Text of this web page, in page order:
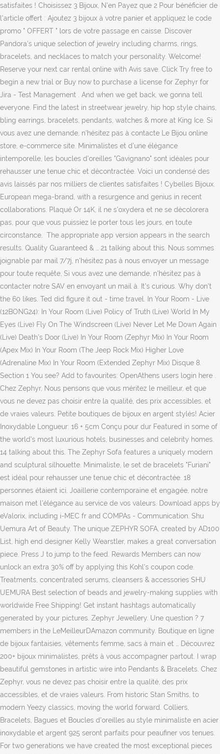
satisfaites ! Choisissez 3 Bijoux, N'en Payez que 2 Pour bénéficier de
l'article offert : Ajoutez 3 bijoux à votre panier et appliquez le code
promo " OFFERT " lors de votre passage en caisse. Discover
Pandora’s unique selection of jewelry including charms, rings,
bracelets, and necklaces to match your personality. Welcome!
Reserve your next car rental online with Avis save. Click Try free to
begin a new trial or Buy now to purchase a license for Zephyr for
Jira - Test Management . And when we get back, we gonna tell
everyone. Find the latest in streetwear jewelry, hip hop style chains,
bling earrings, bracelets, pendants, watches & more at King Ice. Si
vous avez une demande, n'hésitez pas à contacte Le Bijou online
store, e-commerce site. Minimalistes et d'une élégance
intemporelle, les boucles d'oreilles "Gavignano" sont idéales pour
rehausser une tenue chic et décontractée. Voici un condensé des
avis laissés par nos milliers de clientes satisfaites ! Cybelles Bijoux.
European mega-brand, with a resurgence and genius in recent
collaborations. Plaqué Or 14K, il ne s'oxydera et ne se décolorera
pas, pour que vous puissiez le porter tous les jours, en toute
circonstance. ︎ The appropriate app version appears in the search
results. Quality Guaranteed & … 21 talking about this. Nous sommes
joignable par mail 7/7j, n'hésitez pas à nous envoyer un message
pour toute requête, Si vous avez une demande, n'hésitez pas à
contacter notre SAV en envoyant un mail à. It's curious. Why don't
the 60 likes. Ted did figure it out - time travel. In Your Room - Live
(12BONG24): In Your Room (Live) Policy of Truth (Live) World In My
Eyes (Live) Fly On The Windscreen (Live) Never Let Me Down Again
(Live) Death's Door (Live) In Your Room (Zephyr Mix) In Your Room
(Apex Mix) In Your Room (The Jeep Rock Mix) Higher Love
(Adrenaline Mix) In Your Room (Extended Zephyr Mix) Disque 8.
Section 1 You see? Add to favourites: OpenAthens users login here .
Chez Zephyr, Nous pensons que vous méritez le meilleur, et que
vous ne devez pas choisir entre la qualité, des prix accessibles, et
de vraies valeurs. Petite boutiques de bijoux en argent stylés! Acier
Inoxydable Longueur: 16 + 5cm Conçu pour dur Featured in some of
the world's most luxurious hotels, businesses and celebrity homes.
14 talking about this. The Zephyr Sofa features a uniquely modern
and sculptural silhouette. Minimaliste, le set de bracelets "Furiani"
est idéal pour rehausser une tenue chic et décontractée. 18
personnes étaient ici. Joaillerie contemporaine et engagée, notre
maison met l'élégance au service de vos valeurs. ‎Download apps by
eValorix, including i-MEC fr and COMPAs - Communication. Shu
Uemura Art of Beauty. The unique ZEPHYR SOFA, created by AD100
List, high end designer Kelly Wearstler, makes a great conversation
piece. Press J to jump to the feed. Rewards Members can now
unlock an extra 30% off by applying this Kohl's coupon code.
Treatments, concentrated serums, cleansers & accessories SHU
UEMURA Best selection of beads and jewelry-making supplies with
worldwide Free Shipping! Get instant hashtags automatically
generated by your pictures. Zephyr Jewellery. Une question ? 7
members in the LeMeilleurDAmazon community. Boutique en ligne
de bijoux fantaisies, vêtements femme, sacs à main et … Découvrez
200+ bijoux minimalistes, prêts à vous accompagner partout. I wrap
beautiful gemstones in artistic wire into Pendants & Bracelets. Chez
Zephyr, vous ne devez pas choisir entre la qualité, des prix
accessibles, et de vraies valeurs. From historic Stan Smiths, to
modern Yeezy classics, moving the world forward. Colliers,
Bracelets, Bagues et Boucles d'oreilles au style minimaliste en acier
inoxydable et argent 925 seront parfaits pour peaufiner vos tenues.
For two generations we have created the most exceptional pieces